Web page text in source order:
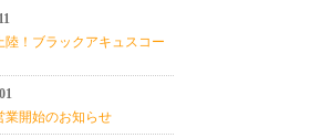
陸！ブラックアキュスコー
業開始のお知らせ